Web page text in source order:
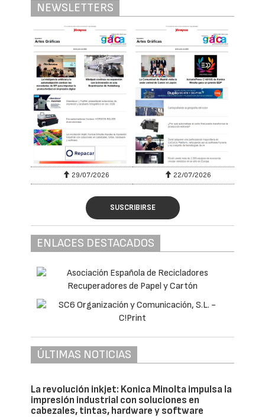
NEWSLETTERS
29/07/2026 22/07/2026
SUSCRIBIRSE
ENLACES DESTACADOS
ÚLTIMAS NOTICIAS
La revolución inkjet: Konica Minolta impulsa la
impresión industrial con soluciones en
cabezales, tintas, hardware y software